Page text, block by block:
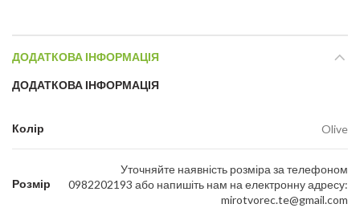
ДОДАТКОВА ІНФОРМАЦІЯ
ДОДАТКОВА ІНФОРМАЦІЯ
Колір Olive
Розмір
Уточняйте наявність розміра за телефоном
0982202193 або напишіть нам на електронну адресу:
mirotvorec.te@gmail.com